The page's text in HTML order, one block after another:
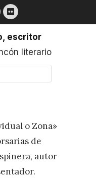
Flickr
escritor
literario
o Zona»
de
autor